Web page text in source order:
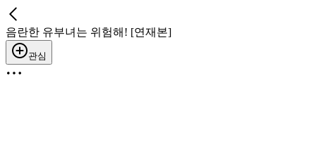
음란한 유부녀는 위험해! [연재본]
관심